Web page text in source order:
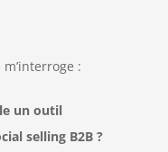
:
un outil
selling B2B ?